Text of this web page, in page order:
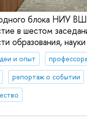
блока НИУ
в шестом
образования,
и опыт профессора
репортаж о событии